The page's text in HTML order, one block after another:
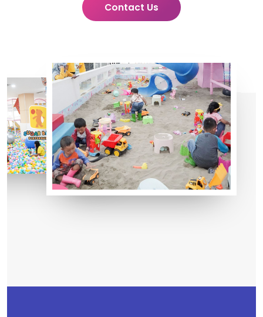
Contact Us